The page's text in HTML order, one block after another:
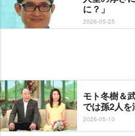
に？」
2026-05-25
モト冬樹＆
では孫2人
2026-05-10